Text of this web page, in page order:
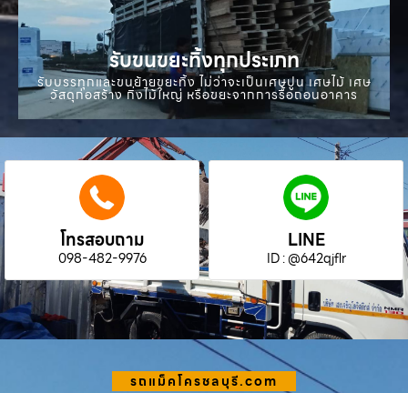
รับขนขยะทิ้งทุกประเภท
รับบรรทุกและขนย้ายขยะทิ้ง ไม่ว่าจะเป็นเศษปูน เศษไม้ เศษ
วัสดุก่อสร้าง กิ่งไม้ใหญ่ หรือขยะจากการรื้อถอนอาคาร
โทรสอบถาม
098-482-9976
LINE
ID : @642qjflr
รถแม็คโครชลบุรี.com